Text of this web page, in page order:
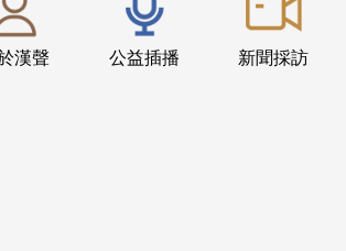
漢聲 公益插播 新聞採訪